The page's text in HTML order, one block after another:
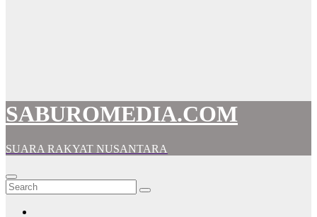
SABUROMEDIA.COM
SUARA RAKYAT NUSANTARA